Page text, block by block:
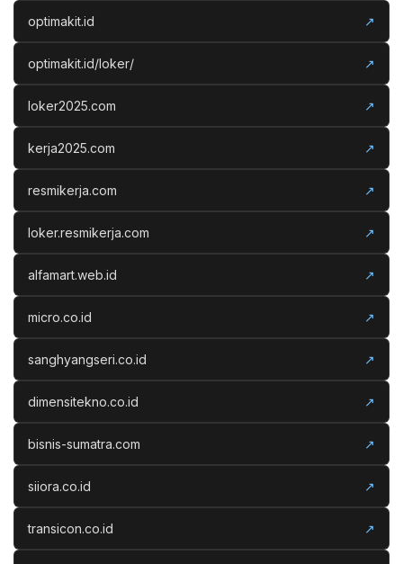
optimakit.id ↗
optimakit.id/loker/ ↗
loker2025.com ↗
kerja2025.com ↗
resmikerja.com ↗
loker.resmikerja.com ↗
alfamart.web.id ↗
micro.co.id ↗
sanghyangseri.co.id ↗
dimensitekno.co.id ↗
bisnis-sumatra.com ↗
siiora.co.id ↗
transicon.co.id ↗